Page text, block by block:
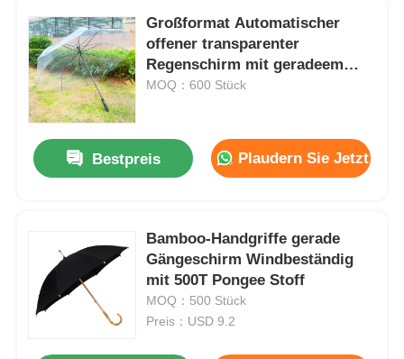
Großformat Automatischer
offener transparenter
Regenschirm mit geradeem
Griff
MOQ：600 Stück
Bestpreis Plaudern Sie Jetzt
Bamboo-Handgriffe gerade
Gängeschirm Windbeständig
mit 500T Pongee Stoff
MOQ：500 Stück
Preis：USD 9.2